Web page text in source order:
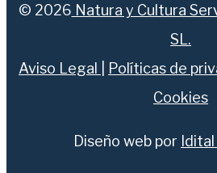
© 2026 Natura y Cultura
SL.
Aviso Legal
Políticas de
Cookies
Diseño web por